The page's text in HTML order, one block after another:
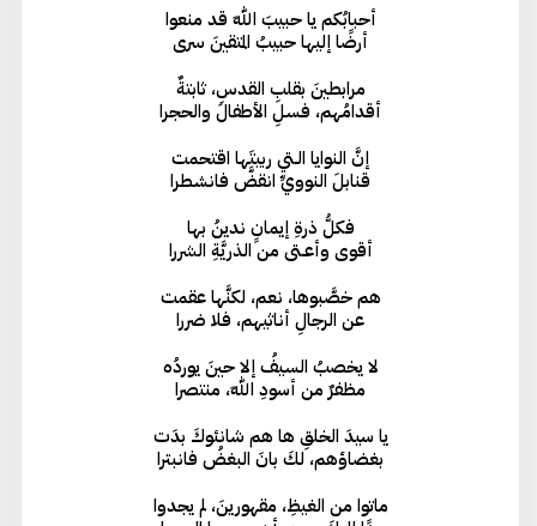
أحبابُكم يا حبيبَ اللهِ قد منعوا
أرضًا إليها حبيبُ المتقينَ سرى
مرابطينَ بقلبِ القدسِ، ثابتةٌ
أقدامُهم، فسلِ الأطفالَ والحجرا
إنَّ النوايا الـتي ربيتَها اقتحمت
قنابلَ النوويِّ انقضَّ فانشطرا
فكلُّ ذرةِ إيمانٍ ندينُ بها
أقوى وأعـتى من الذريَّةِ الشررا
هم خصَّبوها، نعم، لكنَّها عقمت
عن الرجالِ أناثيهم، فلا ضررا
لا يخصبُ السيفُ إلا حينَ يوردُه
مظفرٌ من أسودِ اللهِ، منتصرا
يا سيدَ الخلقِ ها هم شانئوكَ بدَت
بغضاؤهم، لكَ بانَ البغضُ فانبترا
ماتوا من الغيظِ، مقهورينَ، لم يجدوا